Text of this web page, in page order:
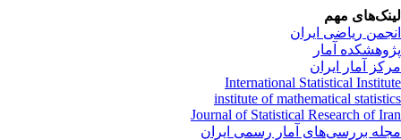
مهم
ریاضی ایران
آمار
آمار ایران
International Statistical
institute of mathematical
Journal of Statistical Research of
بررسی‌های آمار رسمی ایران